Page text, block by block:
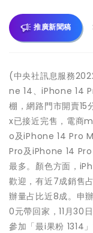
推廣新聞稿
(中央社訊息服務
ne 14、iPhone 14
棚，網路門市開賣
x已接近完售，電商
o及iPhone 14 Pro
Pro及iPhone 14
最多。顏色方面，
歡迎，有近7成銷售
辦量占比近8成。申
0元帶回家，11月30
參加「最i果粉 1314